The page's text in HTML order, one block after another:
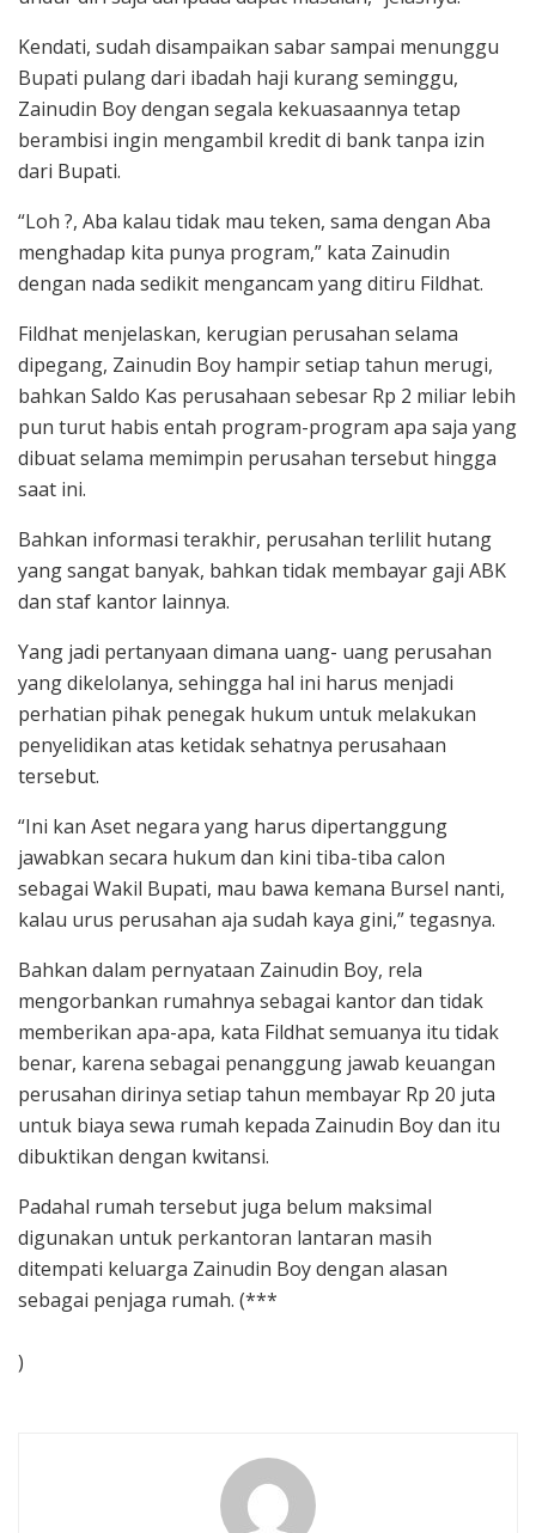
Kendati, sudah disampaikan sabar sampai menunggu
Bupati pulang dari ibadah haji kurang seminggu,
Zainudin Boy dengan segala kekuasaannya tetap
berambisi ingin mengambil kredit di bank tanpa izin
dari Bupati.
“Loh ?, Aba kalau tidak mau teken, sama dengan Aba
menghadap kita punya program,” kata Zainudin
dengan nada sedikit mengancam yang ditiru Fildhat.
Fildhat menjelaskan, kerugian perusahan selama
dipegang, Zainudin Boy hampir setiap tahun merugi,
bahkan Saldo Kas perusahaan sebesar Rp 2 miliar lebih
pun turut habis entah program-program apa saja yang
dibuat selama memimpin perusahan tersebut hingga
saat ini.
Bahkan informasi terakhir, perusahan terlilit hutang
yang sangat banyak, bahkan tidak membayar gaji ABK
dan staf kantor lainnya.
Yang jadi pertanyaan dimana uang- uang perusahan
yang dikelolanya, sehingga hal ini harus menjadi
perhatian pihak penegak hukum untuk melakukan
penyelidikan atas ketidak sehatnya perusahaan
tersebut.
“Ini kan Aset negara yang harus dipertanggung
jawabkan secara hukum dan kini tiba-tiba calon
sebagai Wakil Bupati, mau bawa kemana Bursel nanti,
kalau urus perusahan aja sudah kaya gini,” tegasnya.
Bahkan dalam pernyataan Zainudin Boy, rela
mengorbankan rumahnya sebagai kantor dan tidak
memberikan apa-apa, kata Fildhat semuanya itu tidak
benar, karena sebagai penanggung jawab keuangan
perusahan dirinya setiap tahun membayar Rp 20 juta
untuk biaya sewa rumah kepada Zainudin Boy dan itu
dibuktikan dengan kwitansi.
Padahal rumah tersebut juga belum maksimal
digunakan untuk perkantoran lantaran masih
ditempati keluarga Zainudin Boy dengan alasan
sebagai penjaga rumah. (***
)